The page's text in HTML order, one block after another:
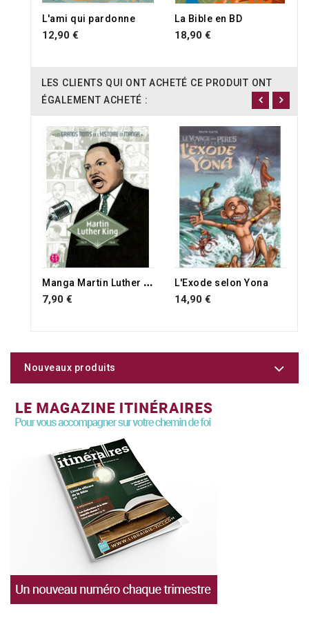
RUPTURE DE STOCK
L'ami qui pardonne
12,90 €
RUPTURE DE STOCK
La Bible en BD
18,90 €
LES CLIENTS QUI ONT ACHETÉ CE PRODUIT ONT
ÉGALEMENT ACHETÉ :
M
anga Martin Luther King
7,90 €
L'Exode selon Yona
14,90 €
Nouveaux produits